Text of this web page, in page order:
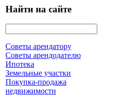
Найти на сайте
Советы арендатору
Советы арендодателю
Ипотека
Земельные участки
Покупка-продажа
недвижимости